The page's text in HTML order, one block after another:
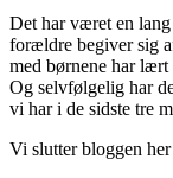
Det har været en
forældre begiver sig
med børnene har lært
Og selvfølgelig har
vi har i de sidste tre
Vi slutter bloggen